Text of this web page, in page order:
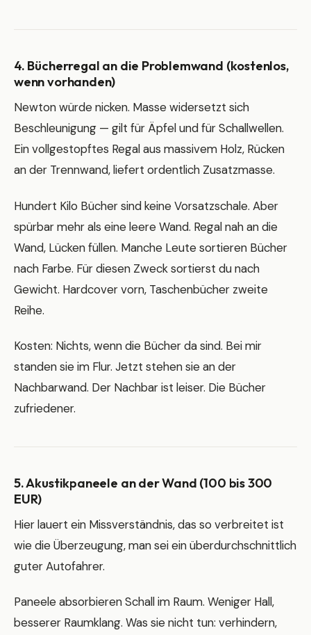
4. Bücherregal an die Problemwand (kostenlos,
wenn vorhanden)
Newton würde nicken. Masse widersetzt sich
Beschleunigung — gilt für Äpfel und für Schallwellen.
Ein vollgestopftes Regal aus massivem Holz, Rücken
an der Trennwand, liefert ordentlich Zusatzmasse.
Hundert Kilo Bücher sind keine Vorsatzschale. Aber
spürbar mehr als eine leere Wand. Regal nah an die
Wand, Lücken füllen. Manche Leute sortieren Bücher
nach Farbe. Für diesen Zweck sortierst du nach
Gewicht. Hardcover vorn, Taschenbücher zweite
Reihe.
Kosten: Nichts, wenn die Bücher da sind. Bei mir
standen sie im Flur. Jetzt stehen sie an der
Nachbarwand. Der Nachbar ist leiser. Die Bücher
zufriedener.
5. Akustikpaneele an der Wand (100 bis 300
EUR)
Hier lauert ein Missverständnis, das so verbreitet ist
wie die Überzeugung, man sei ein überdurchschnittlich
guter Autofahrer.
Paneele absorbieren Schall im Raum. Weniger Hall,
besserer Raumklang. Was sie nicht tun: verhindern,